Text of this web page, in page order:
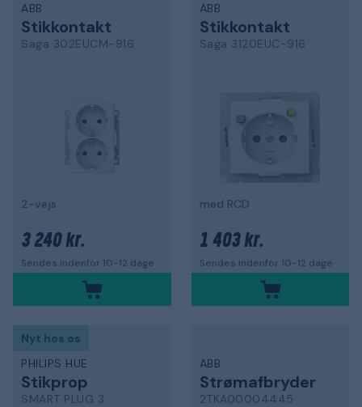
ABB
Stikkontakt
Saga 302EUCM-916
2-vejs
3 240 kr.
Sendes indenfor 10-12 dage
ABB
Stikkontakt
Saga 3120EUC-916
med RCD
1 403 kr.
Sendes indenfor 10-12 dage
Nyt hos os
PHILIPS HUE
Stikprop
SMART PLUG 3
ABB
Strømafbryder
2TKA00004445